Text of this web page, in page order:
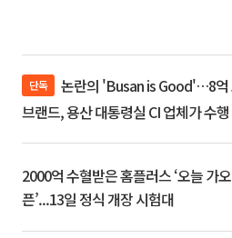
단독
브랜드, 용산 대통령실 CI 업체가 수행
2000억 수혈받은 홈플러스 ‘오늘 가오
픈’...13일 정식 개장 시험대